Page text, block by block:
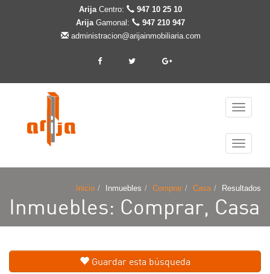
ArijaCentro:
947 10 25 10
ArijaGamonal:
947 210 947
administracion@arijainmobiliaria.com
Cambiar
Cambiar
Inicio Inmuebles Comprar Casa Resultados
Inmuebles: Comprar, Casa
Guardar esta búsqueda